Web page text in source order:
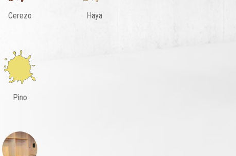
Cerezo Haya
Pino